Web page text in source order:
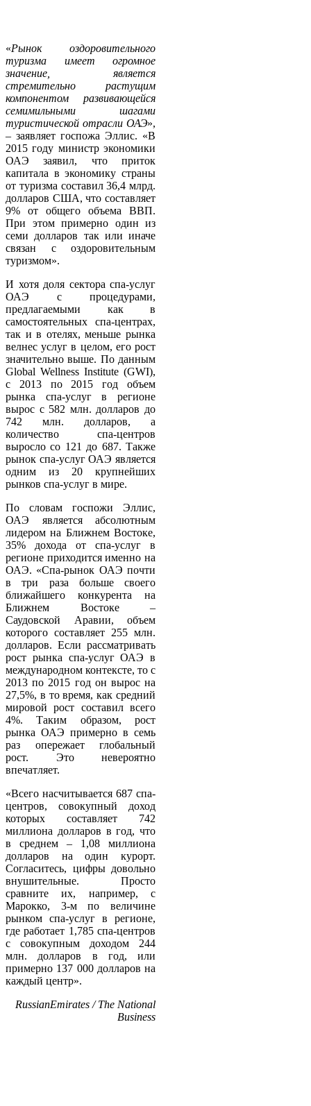
«Рынок оздоровительного
туризма имеет огромное
значение, является
стремительно растущим
компонентом развивающейся
семимильными шагами
туристической отрасли ОАЭ»,
– заявляет госпожа Эллис. «В
2015 году министр экономики
ОАЭ заявил, что приток
капитала в экономику страны
от туризма составил 36,4 млрд.
долларов США, что составляет
9% от общего объема ВВП.
При этом примерно один из
семи долларов так или иначе
связан с оздоровительным
туризмом».
И хотя доля сектора спа-услуг
ОАЭ с процедурами,
предлагаемыми как в
самостоятельных спа-центрах,
так и в отелях, меньше рынка
велнес услуг в целом, его рост
значительно выше. По данным
Global Wellness Institute (GWI),
с 2013 по 2015 год объем
рынка спа-услуг в регионе
вырос с 582 млн. долларов до
742 млн. долларов, а
количество спа-центров
выросло со 121 до 687. Также
рынок спа-услуг ОАЭ является
одним из 20 крупнейших
рынков спа-услуг в мире.
По словам госпожи Эллис,
ОАЭ является абсолютным
лидером на Ближнем Востоке,
35% дохода от спа-услуг в
регионе приходится именно на
ОАЭ. «Спа-рынок ОАЭ почти
в три раза больше своего
ближайшего конкурента на
Ближнем Востоке –
Саудовской Аравии, объем
которого составляет 255 млн.
долларов. Если рассматривать
рост рынка спа-услуг ОАЭ в
международном контексте, то с
2013 по 2015 год он вырос на
27,5%, в то время, как средний
мировой рост составил всего
4%. Таким образом, рост
рынка ОАЭ примерно в семь
раз опережает глобальный
рост. Это невероятно
впечатляет.
«Всего насчитывается 687 спа-
центров, совокупный доход
которых составляет 742
миллиона долларов в год, что
в среднем – 1,08 миллиона
долларов на один курорт.
Согласитесь, цифры довольно
внушительные. Просто
сравните их, например, с
Марокко, 3-м по величине
рынком спа-услуг в регионе,
где работает 1,785 спа-центров
с совокупным доходом 244
млн. долларов в год, или
примерно 137 000 долларов на
каждый центр».
RussianEmirates / The National
Business